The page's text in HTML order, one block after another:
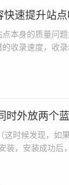
速提升站
本身的质量问
收录速度，收
时外放两个
时候发现，如
安装成功后，在